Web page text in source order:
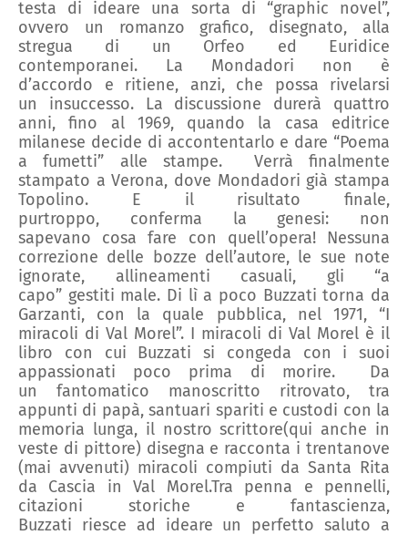
testa di ideare una sorta di “graphic novel”,
ovvero un romanzo grafico, disegnato, alla
stregua di un Orfeo ed Euridice
contemporanei. La Mondadori non è
d’accordo e ritiene, anzi, che possa rivelarsi
un insuccesso. La discussione durerà quattro
anni, fino al 1969, quando la casa editrice
milanese decide di accontentarlo e dare “Poema
a fumetti” alle stampe. Verrà finalmente
stampato a Verona, dove Mondadori giàstampa
Topolino. E il risultato finale,
purtroppo,
conferma la genesi: non
sapevano cosa fare con quell’opera! Nessuna
correzione delle bozze dell’autore, le sue note
ignorate, allineamenti casuali, gli “a
capo” gestiti male. Di lì a poco Buzzati torna da
Garzanti, con la quale pubblica, nel 1971,“I
miracoli di Val Morel”. I miracoli di Val Morel è il
libro con cui Buzzati si congeda con i suoi
appassionati poco prima di morire. Da
un fantomatico manoscritto ritrovato, tra
appunti di papà, santuari spariti e custodi con la
memoria lunga, il nostroscrittore(qui anche in
veste di pittore) disegna e racconta i trentanove
(mai avvenuti) miracoli compiuti da Santa Rita
da Cascia in Val Morel.Tra penna e pennelli,
citazioni storiche e fantascienza,
Buzzati riesce ad ideare un perfettosaluto a